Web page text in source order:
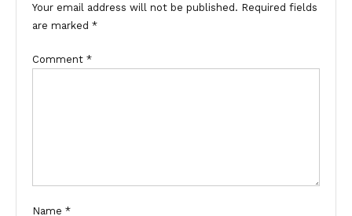
Your email address will not be published. Required fields
are marked *
Comment *
Name *